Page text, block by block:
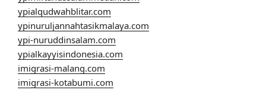
ypialqudwahblitar.com
ypinuruljannahtasikmalaya.com
ypi-nuruddinsalam.com
ypialkayyisindonesia.com
imigrasi-malang.com
imigrasi-kotabumi.com